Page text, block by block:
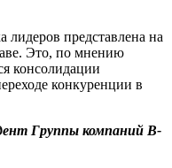
представлена на
Это, по мнению
консолидации
конкуренции в
Группы компаний В-